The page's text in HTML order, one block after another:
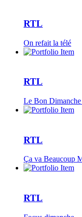
RTL
On refait la télé
RTL
Le Bon
RTL
Ça va Beaucoup
RTL